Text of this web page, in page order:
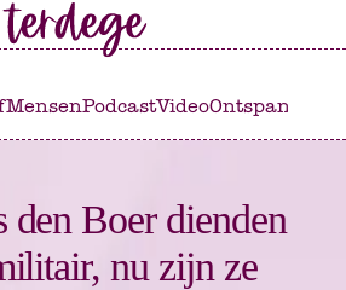
MensenPodcastVideoOntspannen
den Boer dienden
nu zijn ze